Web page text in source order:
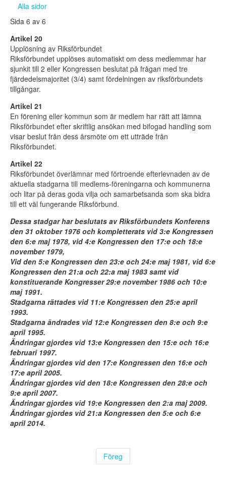
Alla sidor
Sida 6 av 6
Artikel 20
Upplösning av Riksförbundet
Riksförbundet upplöses automatiskt om dess medlemmar har
sjunkit till 2 eller Kongressen beslutat på frågan med tre
fjärdedelsmajoritet (3/4) samt fördelningen av riksförbundets
tillgångar.
Artikel 21
En förening eller kommun som är medlem har rätt att lämna
Riksförbundet efter skriftlig ansökan med bifogad handling som
visar beslut från dess årsmöte om ett utträde från
Riksförbundet.
Artikel 22
Riksförbundet överlämnar med förtroende efterlevnaden av de
aktuella stadgarna till medlems-föreningarna och kommunerna
och litar på deras goda vilja och samarbetsanda som ska bidra
till ett väl fungerande Riksförbund.
Dessa stadgar har beslutats av Riksförbundets Konferens
den 31 oktober 1976 och kompletterats vid 3:e Kongressen
den 6:e maj 1978, vid 4:e Kongressen den 17:e och 18:e
november 1979,
Vid den 5:e Kongressen den 23:e och 24:e maj 1981, vid 6:e
Kongressen den 21:a och 22:a maj 1983 samt vid
konstituerande Kongresser 29:e november 1986 och 10:e
maj 1991.
Stadgarna rättades vid 11:e Kongressen den 25:e april
1993.
Stadgarna ändrades vid 12:e Kongressen den 8:e och 9:e
april 1995.
Ändringar gjordes vid 13:e Kongressen den 15:e och 16:e
februari 1997.
Ändringar gjordes vid den 17:e Kongressen den 16:e och
17:e april 2005.
Ändringar gjordes vid den 18:e Kongressen den 28:e och
9:e april 2007.
Ändringar gjordes vid 19:e Kongressen den 2:a maj 2009.
Ändringar gjordes vid 21:a Kongressen den 5:e och 6:e
april 2014.
Föreg